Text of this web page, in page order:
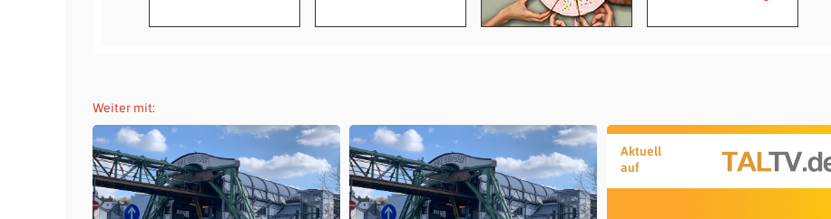
Weiter mit:
Aktuell
auf